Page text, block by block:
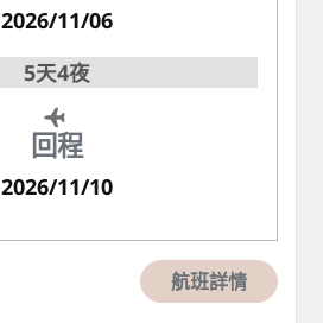
2026/11/06
5天4夜
回程
2026/11/10
航班詳情